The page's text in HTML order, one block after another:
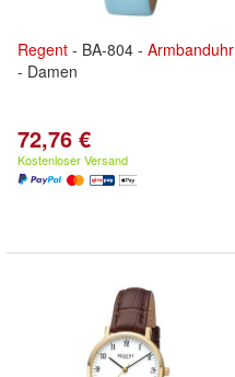
Regent - BA-804 - Armbanduhr
- Damen
72,76 €
Kostenloser Versand